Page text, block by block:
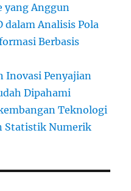
yang Anggun
dalam Analisis Pola
Berbasis
Inovasi Penyajian
Dipahami
Teknologi
Statistik Numerik